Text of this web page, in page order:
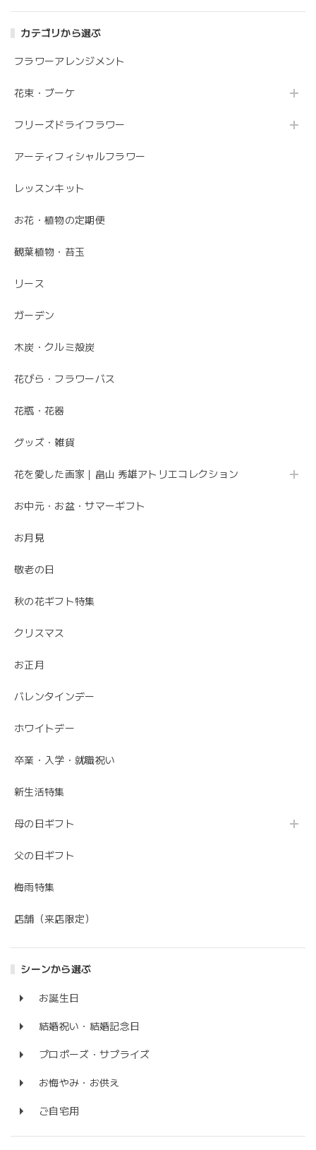
カテゴリから選ぶ
フラワーアレンジメント
花束・ブーケ
フリーズドライフラワー
アーティフィシャルフラワー
レッスンキット
お花・植物の定期便
観葉植物・苔玉
リース
ガーデン
木炭・クルミ殻炭
花びら・フラワーバス
花瓶・花器
グッズ・雑貨
花を愛した画家｜畠山 秀雄アトリエコレクション
お中元・お盆・サマーギフト
お月見
敬老の日
秋の花ギフト特集
クリスマス
お正月
バレンタインデー
ホワイトデー
卒業・入学・就職祝い
新生活特集
母の日ギフト
父の日ギフト
梅雨特集
店舗（来店限定）
シーンから選ぶ
お誕生日
結婚祝い・結婚記念日
プロポーズ・サプライズ
お悔やみ・お供え
ご自宅用